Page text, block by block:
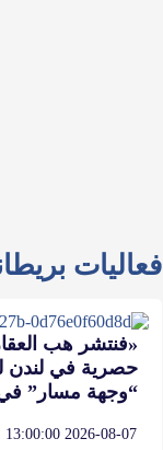
فعاليات
«فنتشر هب
حصرية في لندن
“وجهة مسار”
2026-08-07 13:00:00